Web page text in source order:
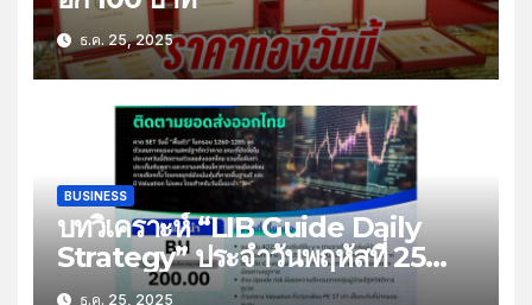
ธ.ค. 25, 2025
BUSINESS
บทวิเคราะห์ “LIB Guide Daily
Strategy” ประจำวันพฤหัสที่ 25
ธันวาคม 2568 หัวข้อ “ติดตามยอด
ธ.ค. 25, 2025